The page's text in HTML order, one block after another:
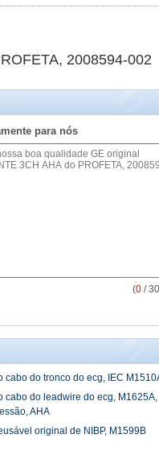
2008594-002
para nós
(0 /
cabo do tronco do ecg, IEC
cabo do leadwire do ecg, M1625A,
AHA
original de NIBP, M1599B